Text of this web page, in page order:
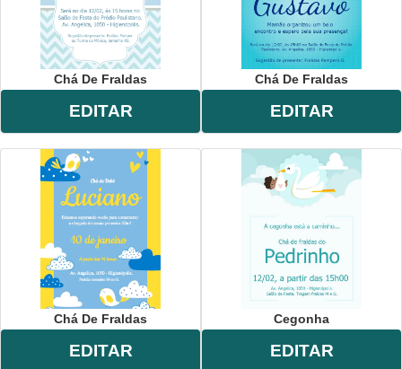
Chá De Fraldas
EDITAR
Chá De Fraldas
EDITAR
Chá De Fraldas
EDITAR
Cegonha
EDITAR